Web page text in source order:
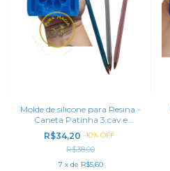
Molde de silicone para Resina -
Caneta Patinha 3 cav e
R$34,20-10%OFF
R$38,00
7 x de R$5,60